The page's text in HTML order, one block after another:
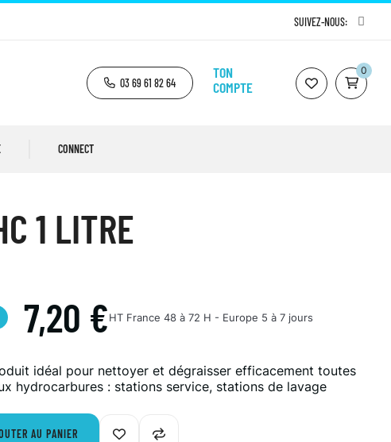
SUIVEZ-NOUS:
03 69 61 82 64
TON
COMPTE
0
CONNECT
1 LITRE
7,20 €HT France 48 à 72 H - Europe 5 à 7 jours
idéal pour nettoyer et dégraisser efficacement toutes
hydrocarbures : stations service, stations de lavage
AU PANIER